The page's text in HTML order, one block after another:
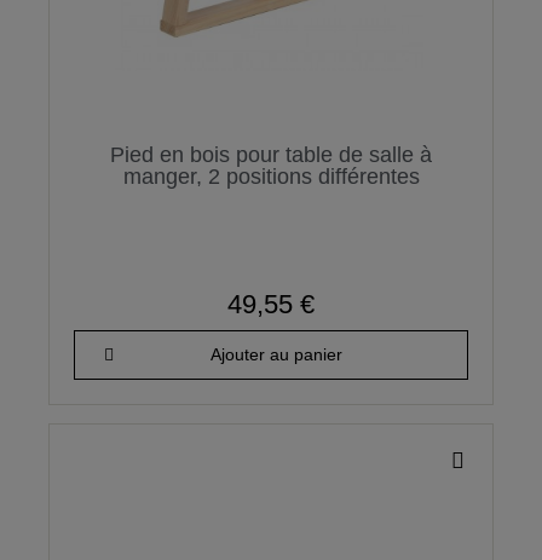
Pied en bois pour table de salle à
manger, 2 positions différentes
49,55 €
Ajouter au panier